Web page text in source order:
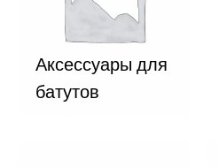
Аксессуары для
батутов